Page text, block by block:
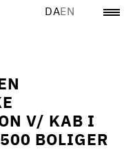
DAEN
V/ KAB I
BOLIGER